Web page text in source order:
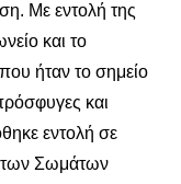
Με εντολή της
και το
ήταν το σημείο
και
εντολή σε
των Σωμάτων